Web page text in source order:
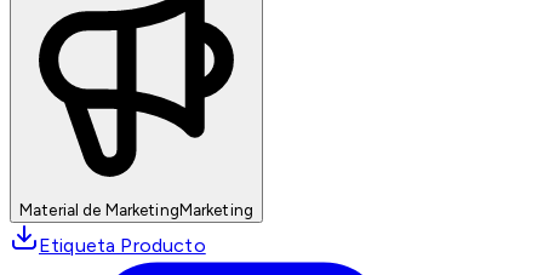
Material de MarketingMarketing
Etiqueta Producto